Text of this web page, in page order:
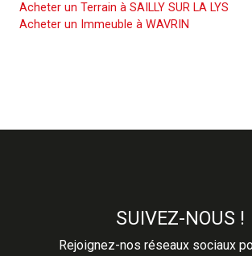
Acheter un Terrain à SAILLY SUR LA LYS
Acheter un Immeuble à WAVRIN
SUIVEZ-NOUS !
Rejoignez-nos réseaux sociaux